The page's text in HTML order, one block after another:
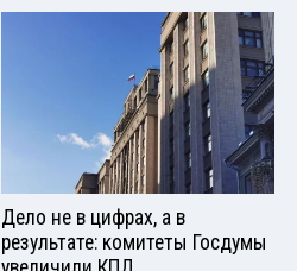
Дело не в цифрах, а в
результате: комитеты Госдумы